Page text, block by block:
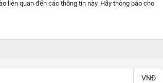
liên quan đến các thông tin này. Hãy thông báo cho
VNĐ